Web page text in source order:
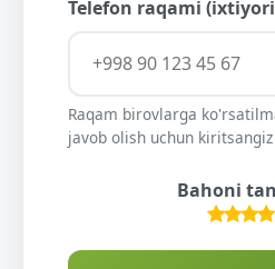
Telefon raqami
Raqam birovlarga
javob olish uchun
Bahoni